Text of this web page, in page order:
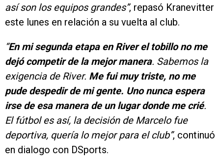
así son los equipos grandes”, repasó Kranevitter
este lunes en relación a su vuelta al club.
“En mi segunda etapa en River el tobillo no me
dejó competir de la mejor manera. Sabemos la
exigencia de River. Me fui muy triste, no me
pude despedir de mi gente. Uno nunca espera
irse de esa manera de un lugar donde me crié.
El fútbol es así, la decisión de Marcelo fue
deportiva, quería lo mejor para el club”, continuó
en dialogo con DSports.